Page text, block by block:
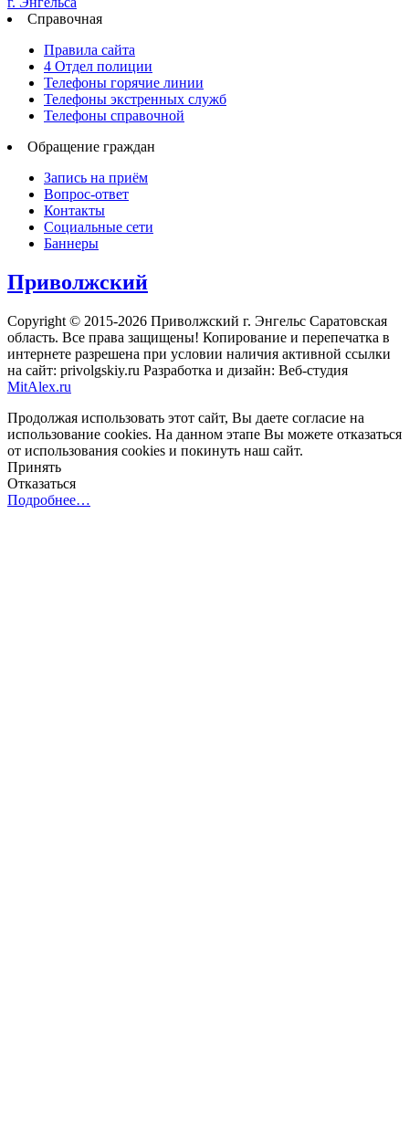
Справочная
Правила сайта
4 Отдел полиции
Телефоны горячие линии
Телефоны экстренных служб
Телефоны справочной
Обращение граждан
Запись на приём
Вопрос-ответ
Контакты
Социальные сети
Баннеры
Приволжский
Copyright © 2015-2026 Приволжский г. Энгельс Саратовская
область. Все права защищены! Копирование и перепечатка в
интернете разрешена при условии наличия активной ссылки
на сайт: privolgskiy.ru Разработка и дизайн: Веб-студия
MitAlex.ru
Продолжая использовать этот сайт, Вы даете согласие на
использование cookies. На данном этапе Вы можете отказаться
от использования cookies и покинуть наш сайт.
Принять
Отказаться
Подробнее…